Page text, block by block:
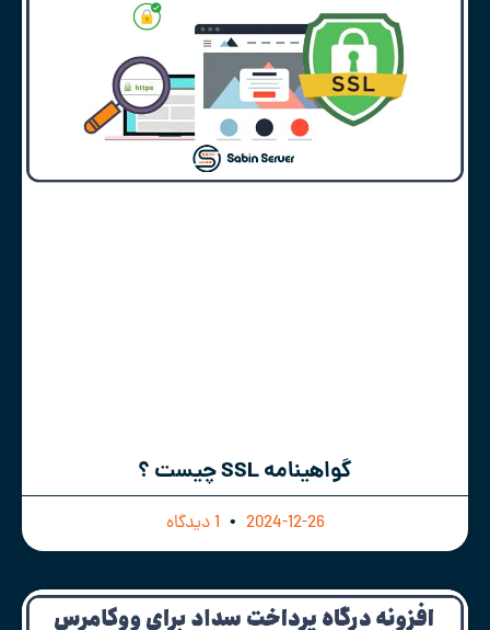
گواهینامه SSL چیست ؟
2024-12-26